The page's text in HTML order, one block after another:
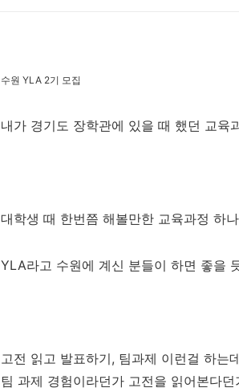
수원 YLA 2기 모집
내가 경기도 장학관에 있을 때 했던 교육
대학생 때 한번쯤 해볼만한 교육과정 하
YLA라고 수원에 계신 분들이 하면 좋을
고전 읽고 발표하기, 팀과제 이런걸 하는
팀 과제 경험이라던가 고전을 읽어본다던